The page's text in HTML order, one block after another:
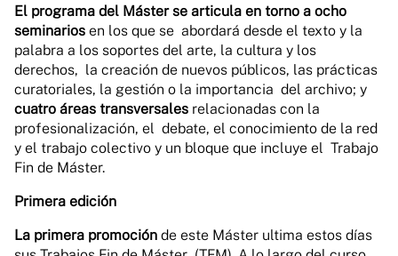
El programa del Máster se articula en torno a ocho
seminarios en los que se abordará desde el texto y la
palabra a los soportes del arte, la cultura y los
derechos, la creación de nuevos públicos, las prácticas
curatoriales, la gestión o la importancia del archivo; y
cuatro áreas transversales relacionadas con la
profesionalización, el debate, el conocimiento de la red
y el trabajo colectivo y un bloque que incluye el Trabajo
Fin de Máster.
Primera edición
La primera promoción de este Máster ultima estos días